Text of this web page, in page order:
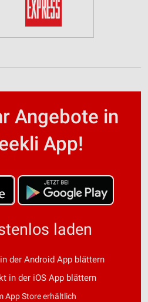
Angebote in
App!
laden
der Android App blättern
in der iOS App blättern
App Store erhältlich